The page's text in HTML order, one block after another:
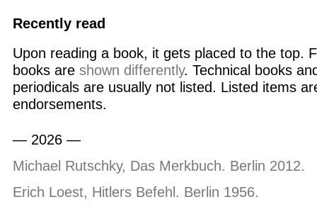
Recently read
Upon reading a book, it gets placed to the top.
books are shown differently. Technical books
periodicals are usually not listed. Listed items
endorsements.
— 2026 —
Michael Rutschky, Das Merkbuch. Berlin 2012.
Erich Loest, Hitlers Befehl. Berlin 1956.